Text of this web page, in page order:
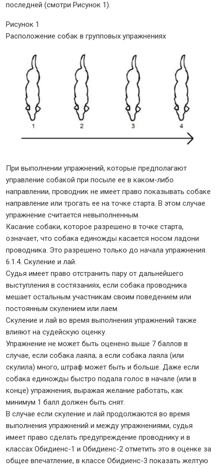
последней (смотри Рисунок 1).
Рисунок 1
Расположение собак в групповых упражнениях
При выполнении упражнений, которые предполагают
управление собакой при посыле ее в каком-либо
направлении, проводник не имеет право показывать собаке
направление или трогать ее на точке старта. В этом случае
упражнение считается невыполненным.
Касание собаки, которое разрешено в точке старта,
означает, что собака единожды касается носом ладони
проводника. Это разрешено только до начала упражнения.
6.1.4. Скуление и лай.
Судья имеет право отстранить пару от дальнейшего
выступления в состязаниях, если собака проводника
мешает остальным участникам своим поведением или
постоянным скулением или лаем.
Скуление и лай во время выполнения упражнений также
влияют на судейскую оценку.
Упражнение не может быть оценено выше 7 баллов в
случае, если собака лаяла; а если собака лаяла (или
скулила) много, штраф может быть и больше. Даже если
собака единожды быстро подала голос в начале (или в
конце) упражнения, выражая желание работать, как
минимум 1 балл должен быть снят.
В случае если скуление и лай продолжаются во время
выполнения упражнений и между упражнениями, судья
имеет право сделать предупреждение проводнику и в
классах Обидиенс-1 и Обидиенс-2 отметить это в оценке за
общее впечатление, в классе Обидиенс-3 показать желтую